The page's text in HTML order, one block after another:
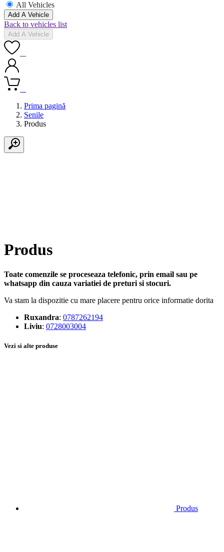
All Vehicles
Add A Vehicle
Back to vehicles list
Add A Vehicle
Prima pagină
Senile
Produs
Produs
Toate comenzile se proceseaza telefonic, prin email sau pe
whatsapp din cauza variatiei de preturi si stocuri.
Va stam la dispozitie cu mare placere pentru orice informatie dorita
Ruxandra: 0787262194
Liviu: 0728003004
Vezi si alte produse
Produs